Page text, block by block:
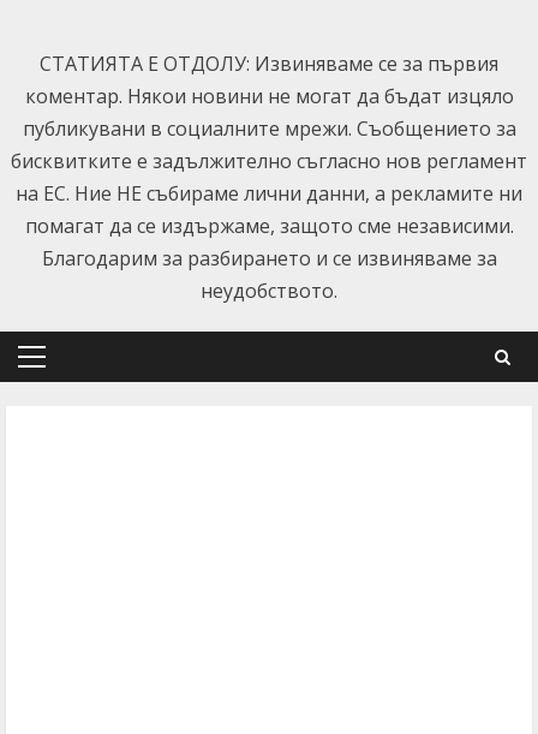
content
СТАТИЯТА Е ОТДОЛУ: Извиняваме се за първия
коментар. Някои новини не могат да бъдат изцяло
публикувани в социалните мрежи. Съобщението за
бисквитките е задължително съгласно нов регламент
на ЕС. Ние НЕ събираме лични данни, а рекламите ни
помагат да се издържаме, защото сме независими.
Благодарим за разбирането и се извиняваме за
неудобството.
Primary